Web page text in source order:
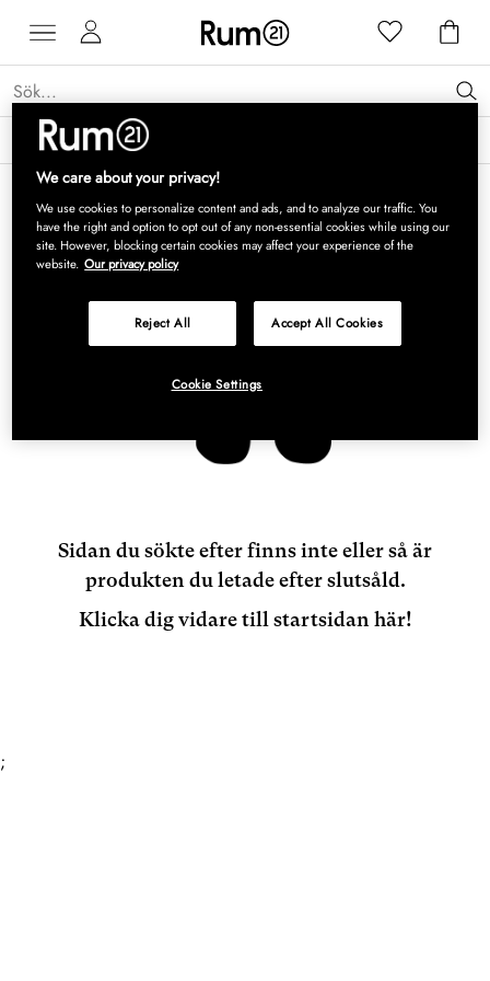
Få 15 % rabatt på Grythyttan Stålmöbler* →
Sidan du sökte efter finns inte eller så är
produkten du letade efter slutsåld.
Klicka dig vidare till startsidan här!
;
We care about your privacy!
We use cookies to personalize content and ads, and to analyze our traffic. You
have the right and option to opt out of any non-essential cookies while using our
site. However, blocking certain cookies may affect your experience of the
website. Our privacy policy
Reject All Accept All Cookies
Cookie Settings